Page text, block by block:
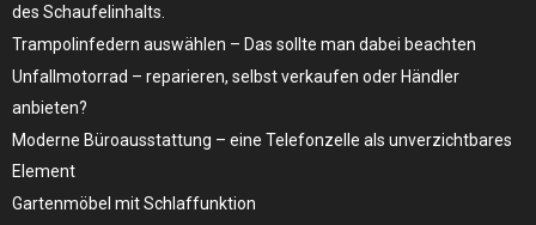
des Schaufelinhalts.
Trampolinfedern auswählen – Das sollte man dabei beachten
Unfallmotorrad – reparieren, selbst verkaufen oder Händler
anbieten?
Moderne Büroausstattung – eine Telefonzelle als unverzichtbares
Element
Gartenmöbel mit Schlaffunktion